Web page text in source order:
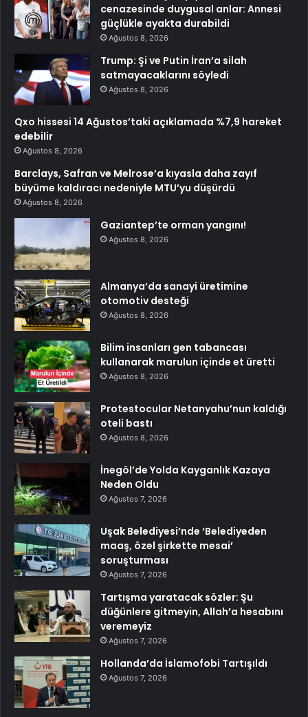
cenazesinde duygusal anlar: Annesi
güçlükle ayakta durabildi
Ağustos 8, 2026
Trump: Şi ve Putin İran’a silah
satmayacaklarını söyledi
Ağustos 8, 2026
Qxo hissesi 14 Ağustos’taki açıklamada %7,9 hareket
edebilir
Ağustos 8, 2026
Barclays, Safran ve Melrose’a kıyasla daha zayıf
büyüme kaldıracı nedeniyle MTU’yu düşürdü
Ağustos 8, 2026
Gaziantep’te orman yangını!
Ağustos 8, 2026
Almanya’da sanayi üretimine
otomotiv desteği
Ağustos 8, 2026
Bilim insanları gen tabancası
kullanarak marulun içinde et üretti
Ağustos 8, 2026
Protestocular Netanyahu’nun kaldığı
oteli bastı
Ağustos 8, 2026
İnegöl’de Yolda Kayganlık Kazaya
Neden Oldu
Ağustos 7, 2026
Uşak Belediyesi’nde ‘Belediyeden
maaş, özel şirkette mesai’
soruşturması
Ağustos 7, 2026
Tartışma yaratacak sözler: Şu
düğünlere gitmeyin, Allah’a hesabını
veremeyiz
Ağustos 7, 2026
Hollanda’da İslamofobi Tartışıldı
Ağustos 7, 2026